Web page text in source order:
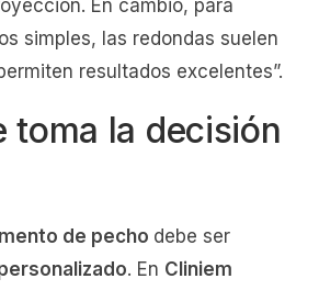
En cambio, para
simples, las redondas suelen
resultados excelentes”.
toma la decisión
de pecho debe ser
. En Cliniem